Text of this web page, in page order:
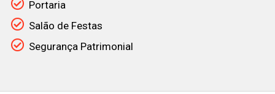
Portaria
Salão de Festas
Segurança Patrimonial